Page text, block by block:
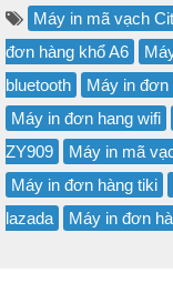
Máy in mã vạch
đơn hàng khổ A6
bluetooth
Máy in đơn
Máy in đơn hang wifi
ZY909
Máy in mã
Máy in đơn hàng tiki
lazada
Máy in đơn